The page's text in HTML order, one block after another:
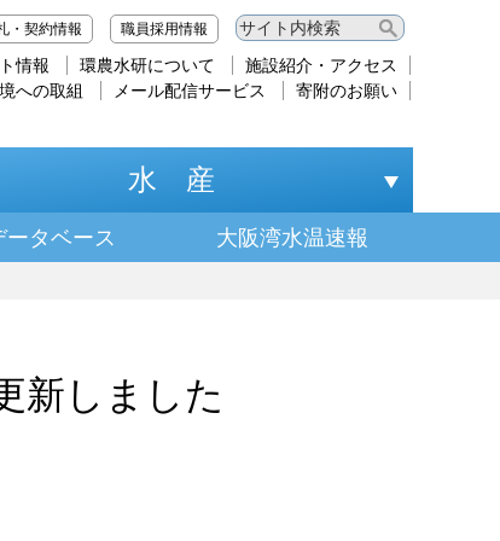
・契約情報 職員採用情報
情報 環農水研について
施設紹介・アクセス
への取組 メール配信サービス 寄附のお願い
水 産
ータベース 大阪湾水温速報
新しました